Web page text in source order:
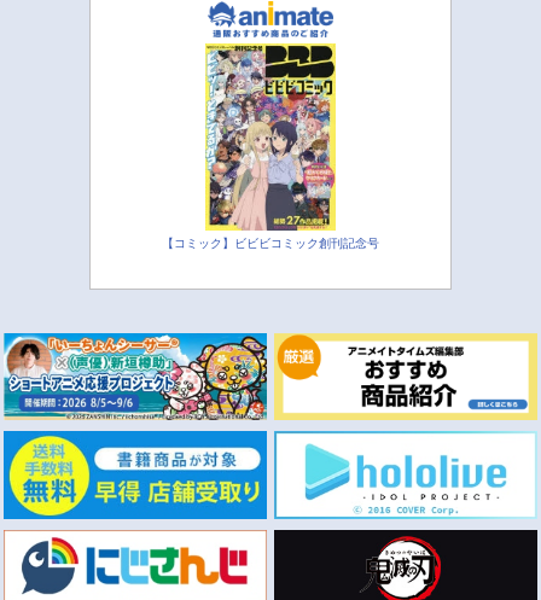
【コミック】ビビビコミック創刊記念号